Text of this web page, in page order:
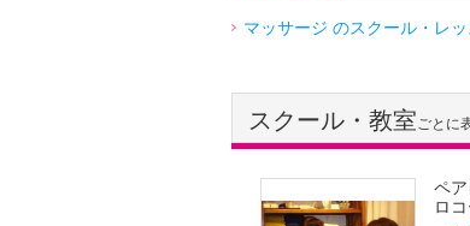
マッサージ のスクール・レ
スクール・教室ごとに
ペ
ロ